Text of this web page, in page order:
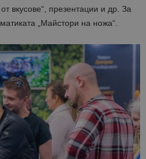
вкусове“, презентации и др. За
„Майстори на ножа“.